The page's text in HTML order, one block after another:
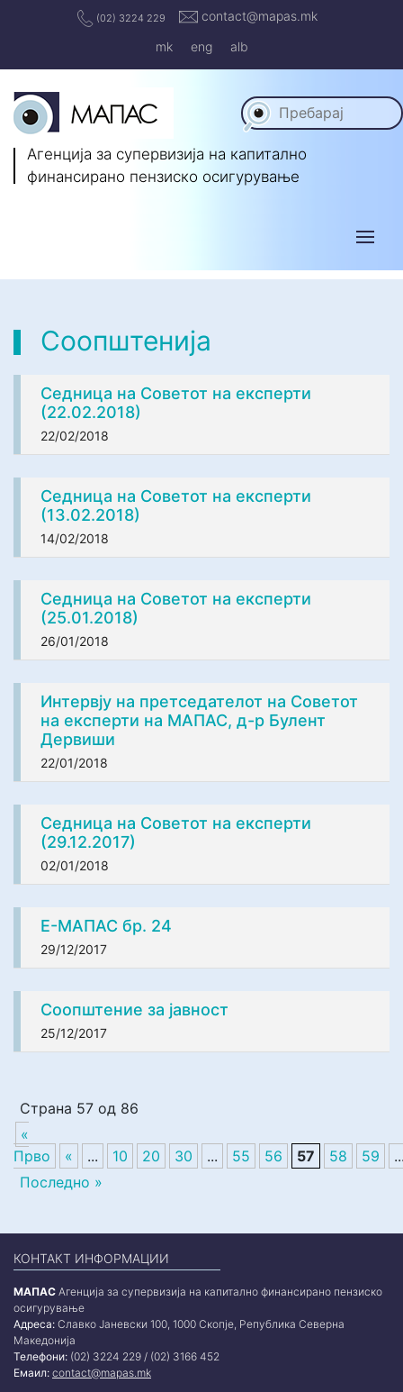
(02) 3224 229
contact@mapas.mk
mk
eng alb
Агенција за супервизија на капитално
финансирано пензиско осигурување
Соопштенија
Седница на Советот на експерти
(22.02.2018)
22/02/2018
Седница на Советот на експерти
(13.02.2018)
14/02/2018
Седница на Советот на експерти
(25.01.2018)
26/01/2018
Интервју на претседателот на Советот
на експерти на МАПАС, д-р Булент
Дервиши
22/01/2018
Седница на Советот на експерти
(29.12.2017)
02/01/2018
Е-МАПАС бр. 24
29/12/2017
Соопштение за јавност
25/12/2017
Страна 57 од 86
«
Прво
« ... 10 20 30 ... 55 56 57 58 59
Последно »
КОНТАКТ ИНФОРМАЦИИ
МАПАС Агенција за супервизија на капитално финансирано пензиско
осигурување
Адреса: Славко Јаневски 100, 1000 Скопје, Република Северна
Македонија
Телефони: (02) 3224 229 / (02) 3166 452
Емаил: contact@mapas.mk